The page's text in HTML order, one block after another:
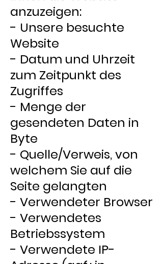
anzuzeigen:
- Unsere besuchte
Website
- Datum und Uhrzeit
zum Zeitpunkt des
Zugriffes
- Menge der
gesendeten Daten in
Byte
- Quelle/Verweis, von
welchem Sie auf die
Seite gelangten
- Verwendeter Browser
- Verwendetes
Betriebssystem
- Verwendete IP-